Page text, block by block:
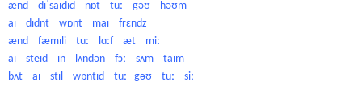
ænd dɪˈsaɪdɪd nɒt tuː gəʊ həʊm
aɪ dɪdnt wɒnt maɪ frɛndz
ænd fæmɪli tuː lɑːf æt miː
aɪ steɪd ɪn lʌndən fɔː sʌm taɪm
bʌt aɪ stɪl wɒntɪd tuː gəʊ tuː siː